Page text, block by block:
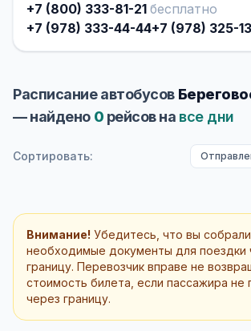
+7 (800) 333-81-21 бесплатно
+7 (978) 333-44-44+7 (978) 325-
Расписание автобусов
— найдено 0 рейсов на все дни
Сортировать:
Внимание! Убедитесь, что вы
необходимые документы для поездки
границу. Перевозчик вправе не
стоимость билета, если пассажира не
через границу.